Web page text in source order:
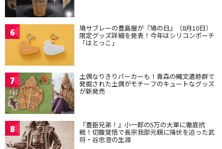
6 鳩サブレーの豊島屋が『鳩の日』（8月10日）
限定グッズ詳細を発表！今年はシリコンポーチ
「はとっこ」
7 土偶なりきりパーカーも！青森の縄文遺跡群で
発掘された土偶がモチーフのキュートなグッズ
が新発売
8 『豊臣兄弟！』小一郎の5万の大軍に徹底抗
戦！切腹覚悟で長宗我部元親に降伏を迫った武
将・谷忠澄の生涯